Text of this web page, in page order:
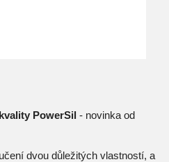
PowerSil - novinka od
dvou důležitých vlastností, a